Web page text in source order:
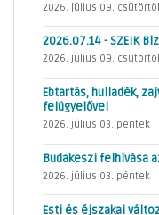
2026. július 09.
2026.07.14 - SZEIK
2026. július 09.
Ebtartás, hulladék,
felügyelővel
2026. július 03. péntek
Budakeszi felhívása
2026. július 03. péntek
Esti és éjszakai